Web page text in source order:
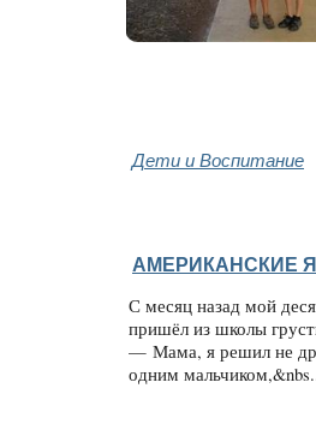
Дети и Воспитание
АМЕРИКАНСКИЕ
С месяц назад мой
пришёл из школы
— Мама, я решил не
одним